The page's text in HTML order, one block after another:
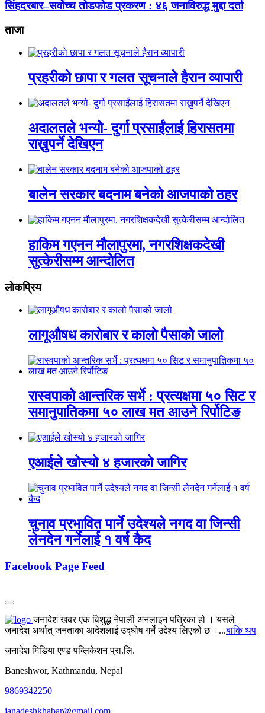
सिंहदरबार–सर्वोच्च तोडफोड प्रकरण : ४६ जनाविरुद्ध मुद्दा दर्ता
ताजा
प्रहरीको छापा र गलत सूचनाले हैरान व्यापारी
अदालतले भन्यो- दुर्गा प्रसाईंलाई हिरासतमा
राख्नुपर्ने देखिएन
बालेन सरकार बदनाम बनेको आजपाको ठहर
हाकिम गएनन मौलापुरमा, नगरशिक्षकदेखी
सुत्केरीसम्म आन्दोलित
लाेकप्रिय
लागूऔषध कारोबार र कालो पैसाको जालो
रास्वपाको आन्तरिक सर्भे : प्रत्यक्षमा ५० सिट र
समानुपातिकमा ५० लाख मत आउने रिर्पोटिङ
एआईले खोस्यो ४ हजारको जागिर
चुनाव प्रभावित पार्ने उदेश्यले नगद वा जिन्सी
लेनदेन गर्नेलाई १ वर्ष कैद
Facebook Page Feed
जनादेश खबर एक विशुद्ध नेपाली अनलाइन पत्रिका हो । यसले
जनादेश अर्थात् जनताका आदेशलाई उद्घोष गर्ने उद्देश्य लिएको छ ।...बाकि थप
जनादेश मिडिया एण्ड पब्लिकेशन प्रा.लि.
Baneshwor, Kathmandu, Nepal
9869342250